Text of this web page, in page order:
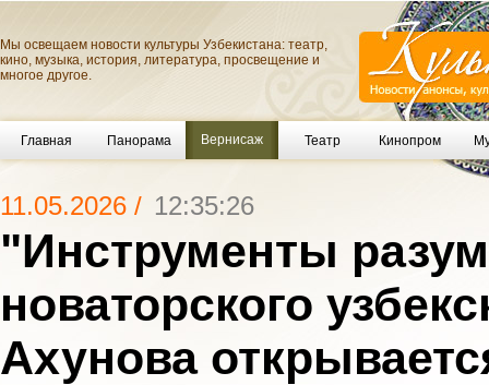
Мы освещаем новости культуры Узбекистана: театр,
кино, музыка, история, литература, просвещение и
многое другое.
Главная Панорама Вернисаж Театр Кинопром
11.05.2026 / 12:35:26
"Инструменты
новаторского
Ахунова